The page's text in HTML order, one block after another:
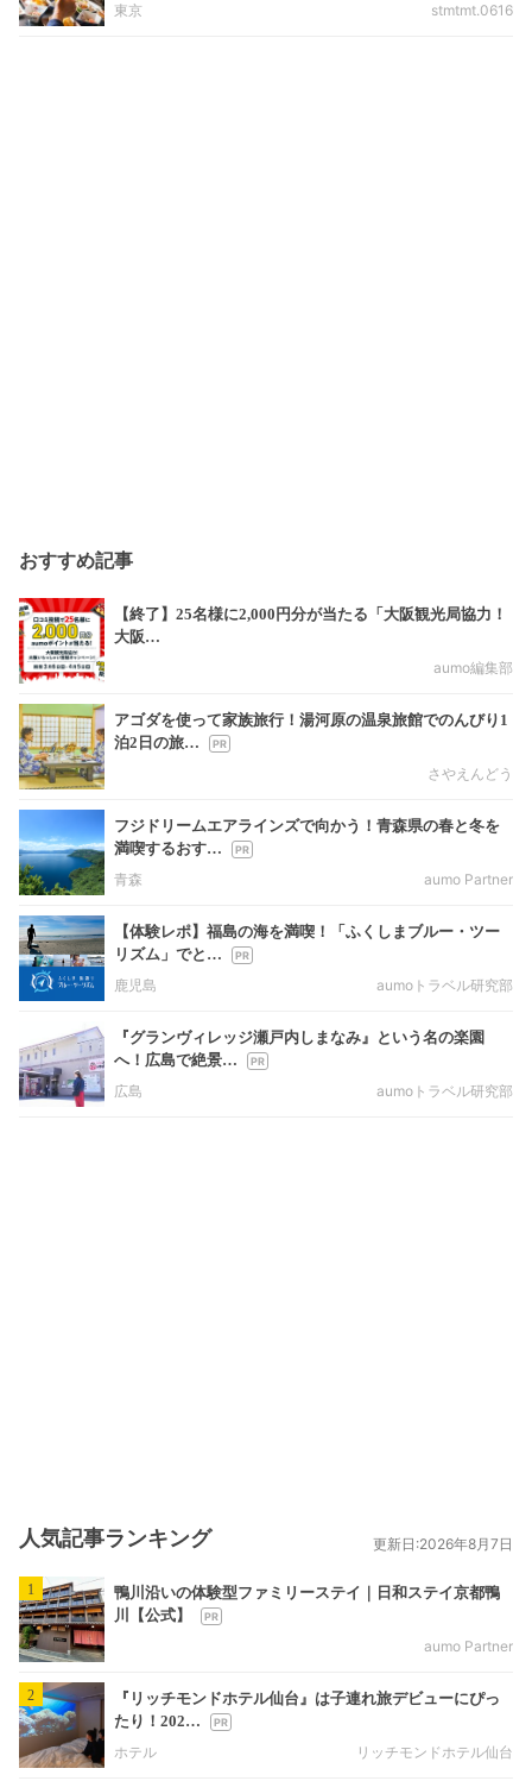
東京 stmtmt.0616
おすすめ記事
【終了】25名様に2,000円分が当たる「大阪観光局協力！
大阪…
aumo編集部
アゴダを使って家族旅行！湯河原の温泉旅館でのんびり1
泊2日の旅…
さやえんどう
フジドリームエアラインズで向かう！青森県の春と冬を
満喫するおす…
青森
aumo Partner
【体験レポ】福島の海を満喫！「ふくしまブルー・ツー
リズム」でと…
鹿児島
aumoトラベル研究部
『グランヴィレッジ瀬戸内しまなみ』という名の楽園
へ！広島で絶景…
広島
aumoトラベル研究部
人気記事ランキング 更新日:2026年8月7日
1
鴨川沿いの体験型ファミリーステイ｜日和ステイ京都鴨
川【公式】
aumo Partner
2
『リッチモンドホテル仙台』は子連れ旅デビューにぴっ
たり！202…
ホテル
リッチモンドホテル仙台